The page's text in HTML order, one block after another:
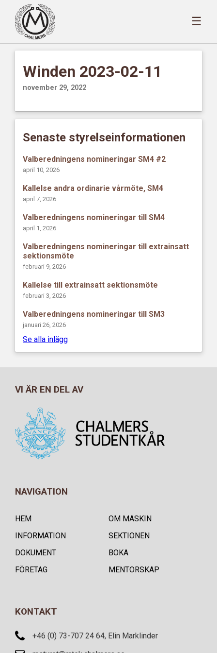
☰
Winden 2023-02-11
november 29, 2022
Senaste styrelseinformationen
Valberedningens nomineringar SM4 #2
april 10, 2026
Kallelse andra ordinarie vårmöte, SM4
april 7, 2026
Valberedningens nomineringar till SM4
april 1, 2026
Valberedningens nomineringar till extrainsatt
sektionsmöte
februari 9, 2026
Kallelse till extrainsatt sektionsmöte
februari 3, 2026
Valberedningens nomineringar till SM3
januari 26, 2026
Se alla inlägg
VI ÄR EN DEL AV
NAVIGATION
HEM
OM MASKIN
INFORMATION
SEKTIONEN
DOKUMENT
BOKA
FÖRETAG
MENTORSKAP
KONTAKT
+46 (0) 73-707 24 64, Elin Marklinder